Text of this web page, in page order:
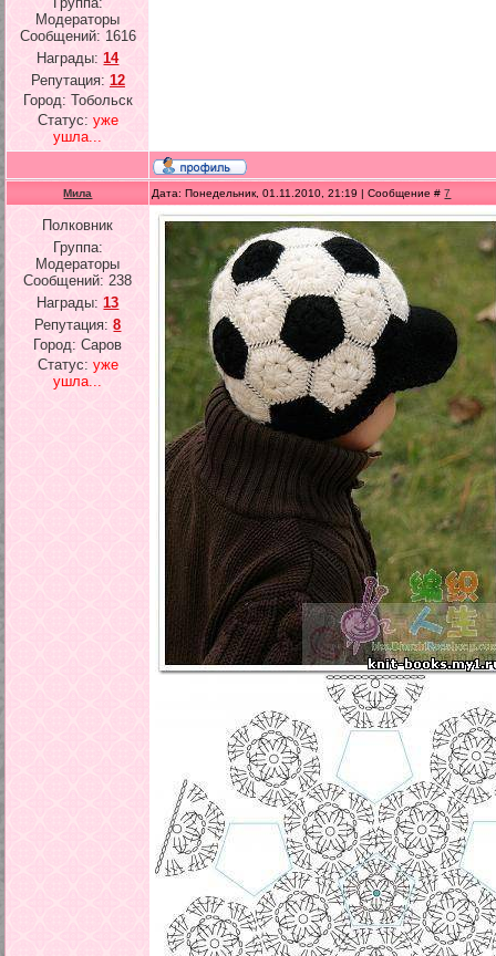
Модераторы
Сообщений: 1616
Награды:14
Репутация: 12
Город: Тобольск
Статус: уже
ушла...
Мила Дата: Понедельник, 01.11.2010, 21:19 | Сообщение #7
Полковник
Группа:
Модераторы
Сообщений:238
Награды:13
Репутация:8
Город: Саров
Статус: уже
ушла...